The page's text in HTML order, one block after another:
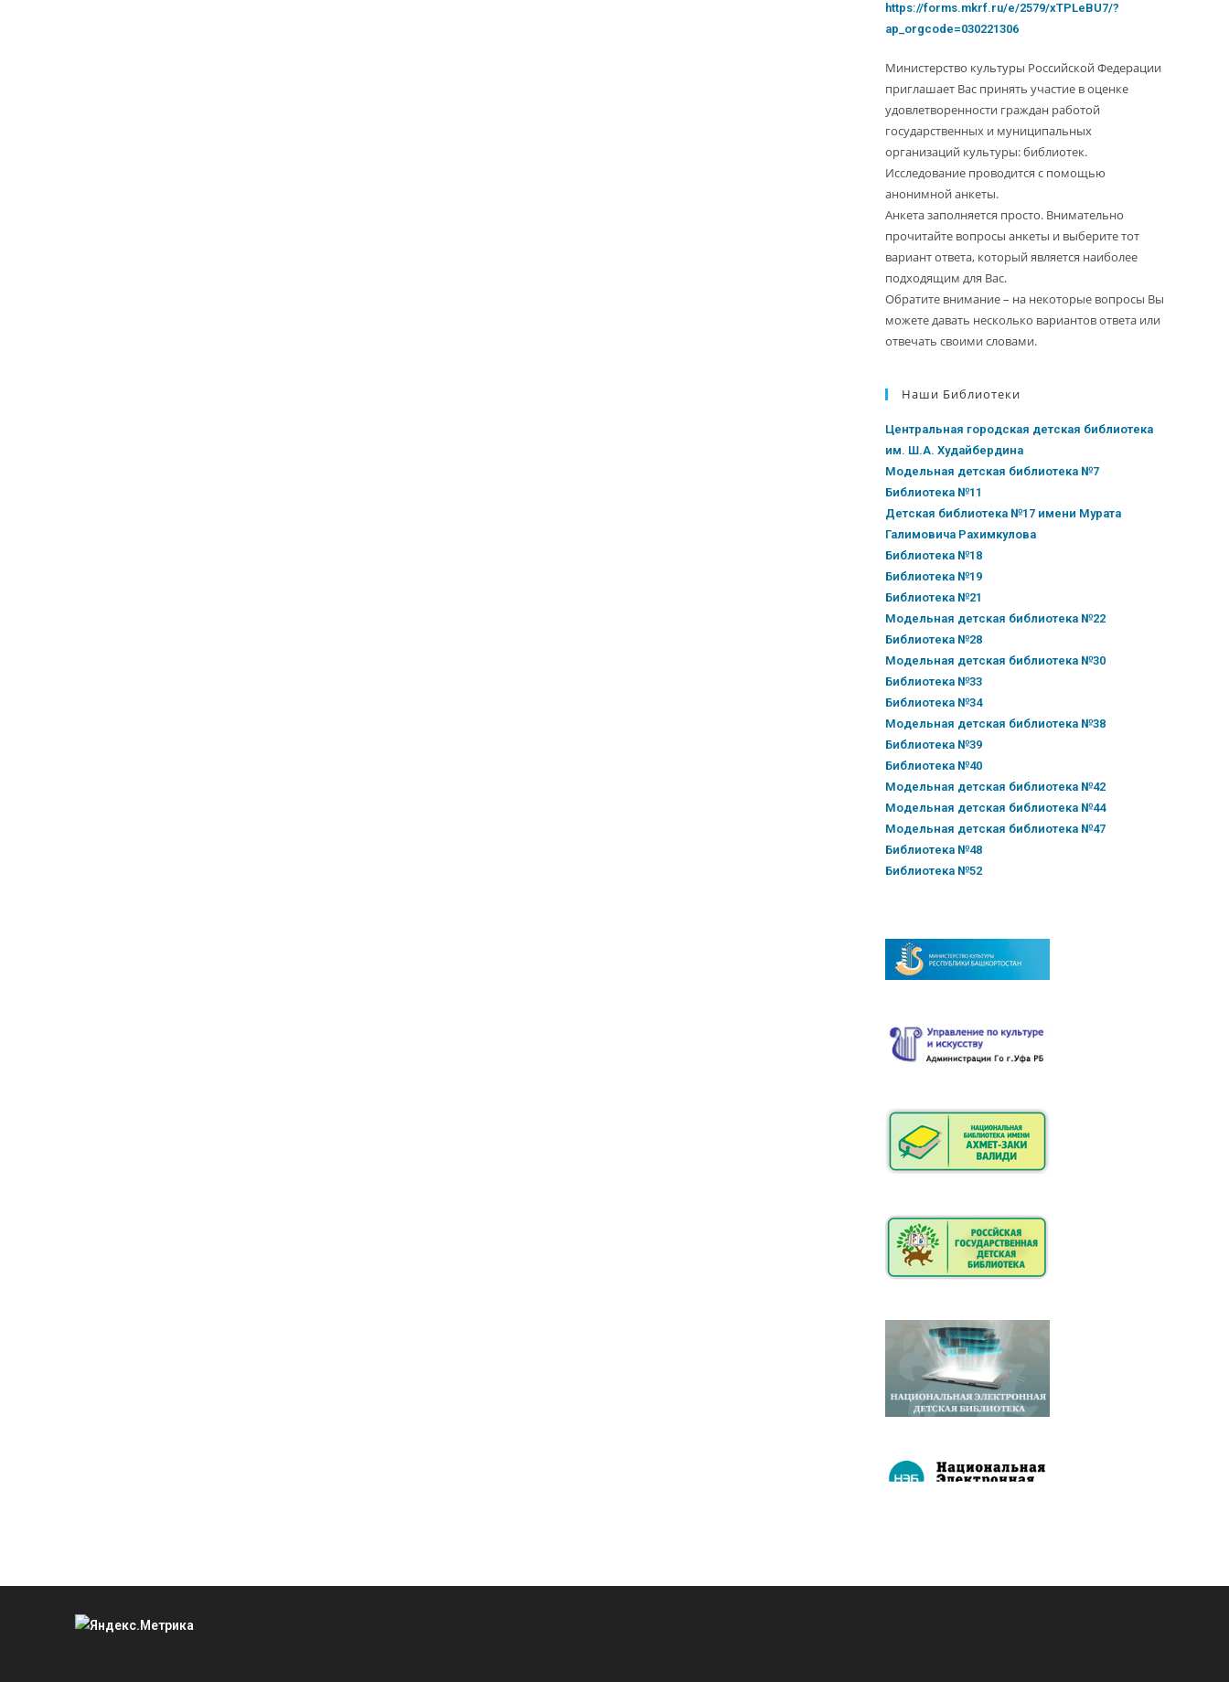
https://forms.mkrf.ru/e/2579/xTPLeBU7/?
ap_orgcode=030221306
Министерство культуры Российской Федерации
приглашает Вас принять участие в оценке
удовлетворенности граждан работой
государственных и муниципальных
организаций культуры: библиотек.
Исследование проводится с помощью
анонимной анкеты.
Анкета заполняется просто. Внимательно
прочитайте вопросы анкеты и выберите тот
вариант ответа, который является наиболее
подходящим для Вас.
Обратите внимание – на некоторые вопросы Вы
можете давать несколько вариантов ответа или
отвечать своими словами.
Наши Библиотеки
Центральная городская детская библиотека
им. Ш.А. Худайбердина
Модельная детская библиотека №7
Библиотека №11
Детская библиотека №17 имени Мурата
Галимовича Рахимкулова
Библиотека №18
Библиотека №19
Библиотека №21
Модельная детская библиотека №22
Библиотека №28
Модельная детская библиотека №30
Библиотека №33
Библиотека №34
Модельная детская библиотека №38
Библиотека №39
Библиотека №40
Модельная детская библиотека №42
Модельная детская библиотека №44
Модельная детская библиотека №47
Библиотека №48
Библиотека №52